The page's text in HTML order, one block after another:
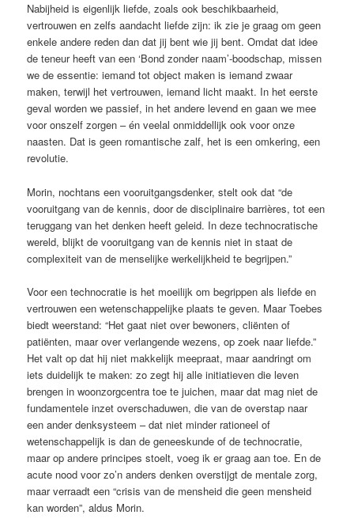
Nabijheid is eigenlijk liefde, zoals ook beschikbaarheid,
vertrouwen en zelfs aandacht liefde zijn: ik zie je graag om geen
enkele andere reden dan dat jij bent wie jij bent. Omdat dat idee
de teneur heeft van een ‘Bond zonder naam’-boodschap, missen
we de essentie: iemand tot object maken is iemand zwaar
maken, terwijl het vertrouwen, ­iemand licht maakt. In het eerste
geval worden we passief, in het andere levend en gaan we mee
voor onszelf zorgen – én veelal onmiddellijk ook voor onze
naasten. Dat is geen romantische zalf, het is een omkering, een
revolutie.
Morin, nochtans een vooruitgangsdenker, stelt ook dat “de
vooruitgang van de kennis, door de disciplinaire barrières, tot een
teruggang van het denken heeft geleid. In deze technocratische
wereld, blijkt de vooruitgang van de kennis niet in staat de
complexiteit van de menselijke werkelijkheid te begrijpen.”
Voor een technocratie is het moeilijk om begrippen als liefde en
vertrouwen een wetenschappelijke plaats te geven. Maar Toebes
biedt weerstand: “Het gaat niet over bewoners, cliënten of
patiënten, maar over verlangende wezens, op zoek naar liefde.”
Het valt op dat hij niet makkelijk meepraat, maar aandringt om
iets duidelijk te maken: zo zegt hij alle initiatieven die leven
brengen in woonzorgcentra toe te juichen, maar dat mag niet de
fundamentele inzet overschaduwen, die van de overstap naar
een ander denksysteem – dat niet minder rationeel of
wetenschappelijk is dan de geneeskunde of de technocratie,
maar op andere principes stoelt, voeg ik er graag aan toe. En de
acute nood voor zo’n anders denken overstijgt de mentale zorg,
maar verraadt een “crisis van de mensheid die geen mensheid
kan worden”, aldus Morin.